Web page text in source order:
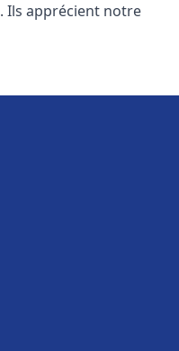
. Ils apprécient notre